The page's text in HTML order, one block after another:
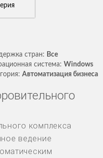
стран: Все
система: Windows
Автоматизация бизнеса
комплекса
ведение